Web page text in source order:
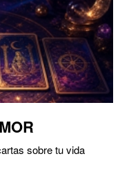
sobre tu vida